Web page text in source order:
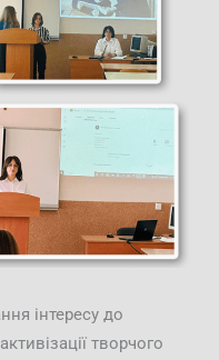
інтересу до
творчого